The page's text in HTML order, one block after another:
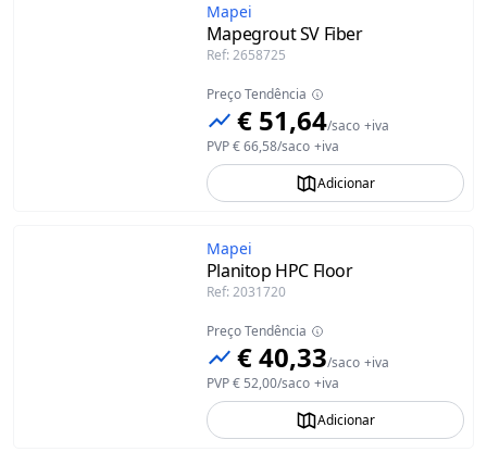
Mapei
Mapegrout SV Fiber
Ref: 2658725
Preço Tendência
€ 51,64/saco +iva
PVP€ 66,58/saco +iva
Adicionar
Mapei
Planitop HPC Floor
Ref: 2031720
Preço Tendência
€ 40,33/saco +iva
PVP€ 52,00/saco +iva
Adicionar